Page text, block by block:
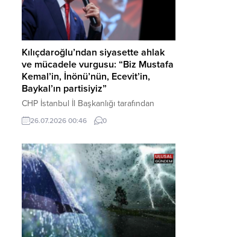
Kılıçdaroğlu’ndan siyasette ahlak
ve mücadele vurgusu: “Biz Mustafa
Kemal’in, İnönü’nün, Ecevit’in,
Baykal’ın partisiyiz”
CHP İstanbul İl Başkanlığı tarafından
düzenlenen Üye Katılım Töreni’nde
konuşan Kemal Kılıçdaroğlu; partinin
beşli çetelerle mücadeleden Aile
Destekleri Sigortası’na kadar birçok kritik
konuda sert ve net mesajlar verdi. Haber
Merkezi – CHP Genel Başkanı Kemal
Kılıçdaroğlu, Rauf Denktaş Kültür
Merkezi’nde gerçekleştirilen ve yeni
üyelere rozetlerinin takıldığı...
26.07.2026 00:46 0